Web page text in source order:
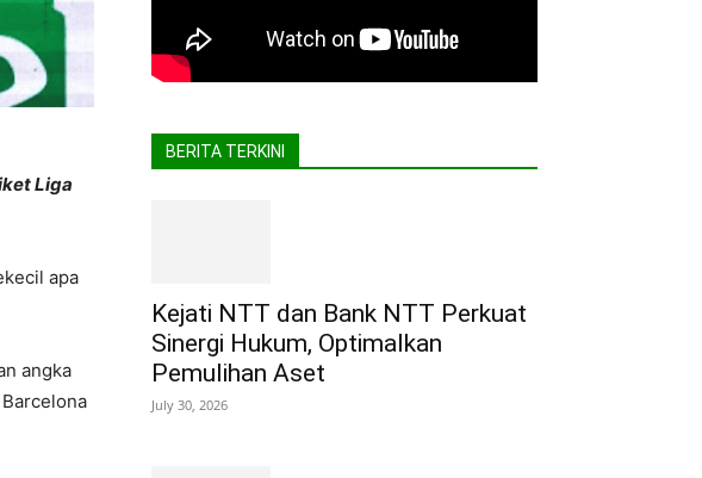
Liga
apa
angka
BERITA TERKINI
Kejati NTT dan Bank NTT Perkuat
Sinergi Hukum, Optimalkan
Pemulihan Aset
July 30, 2026